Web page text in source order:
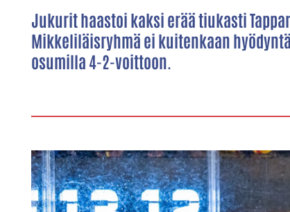
Jukurit haastoi kaksi erää tiukasti
Mikkeliläisryhmä ei kuitenkaan
osumilla 4-2-voittoon.